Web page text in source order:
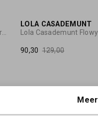
Lola Casademunt Palm tree printed trousers
LOLA CASADEMUNT
90,30 129,00